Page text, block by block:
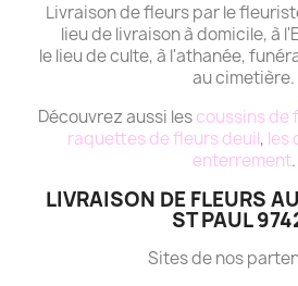
Livraison de fleurs par le
lieu de livraison à domicile, à
le lieu de culte, à l'athanée,
au cimetière.
Découvrez aussi lescoussins de
raquettes de fleurs deuil, les
enterrement.
LIVRAISON DE FLEURS
ST PAUL
Sites de nos